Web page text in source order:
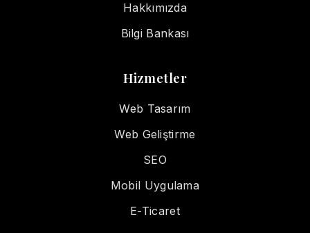
Hakkımızda
Bilgi Bankası
Hizmetler
Web Tasarım
Web Geliştirme
SEO
Mobil Uygulama
E-Ticaret